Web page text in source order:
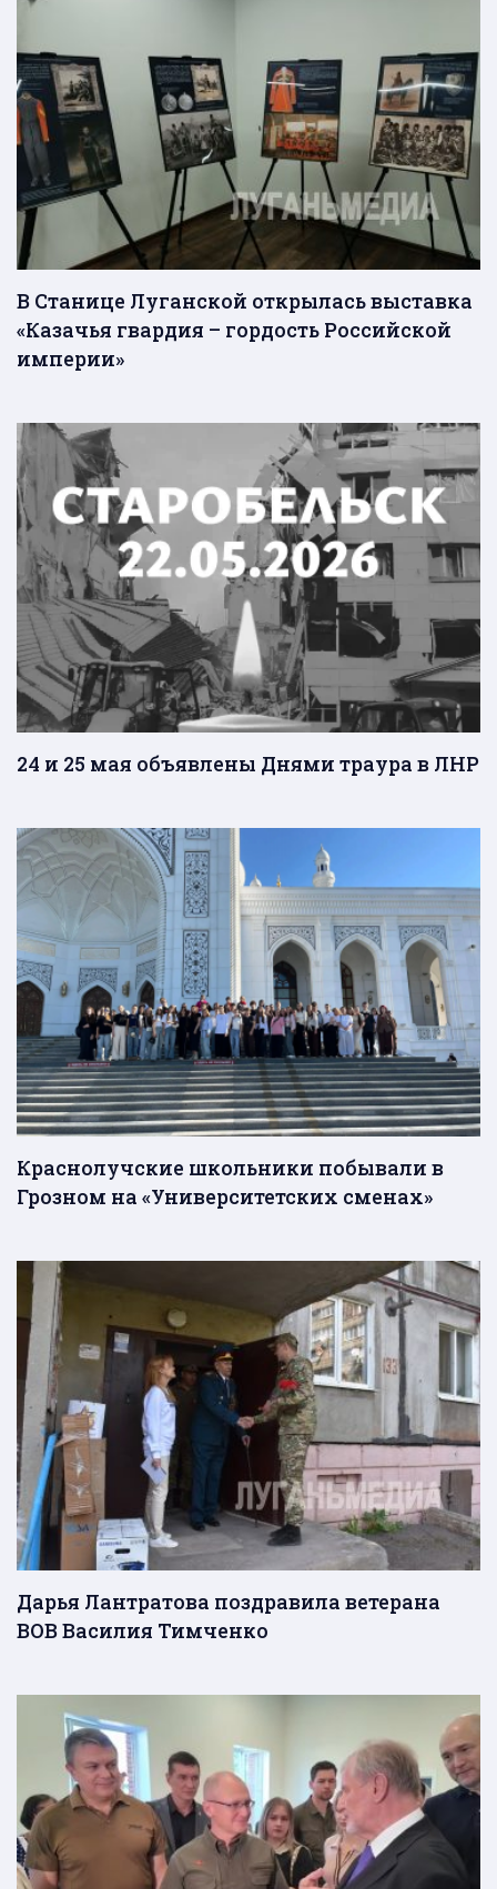
В Станице Луганской открылась выставка
«Казачья гвардия – гордость Российской
империи»
24 и 25 мая объявлены Днями траура в ЛНР
Краснолучские школьники побывали в
Грозном на «Университетских сменах»
Дарья Лантратова поздравила ветерана
ВОВ Василия Тимченко